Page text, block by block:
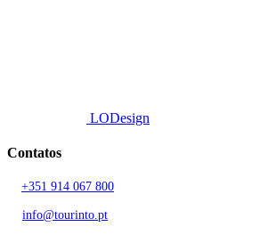
LODesign
Contatos
+351 914 067 800
info@tourinto.pt